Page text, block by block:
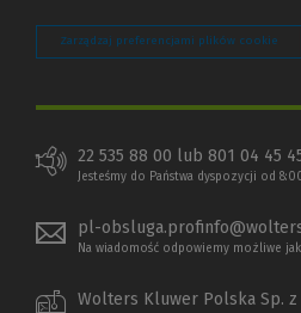
Zarządzaj preferencjami plików cookie
22 535 88 00 lub 801 04 45
Jesteśmy do Państwa dyspozycji od
pl-
Na wiadomość odpowiemy możliwe
Wolters Kluwer Polska Sp. z